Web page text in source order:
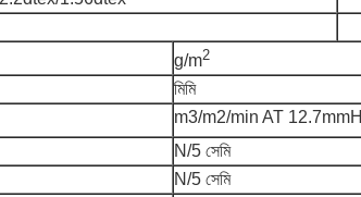
g/m2
মিমি
m3/m2/min AT 12.7mmH
N/5 সেমি
N/5 সেমি